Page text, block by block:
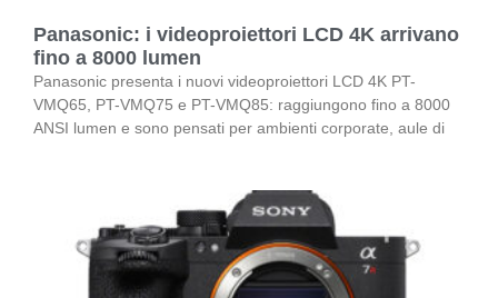
Panasonic: i videoproiettori LCD 4K arrivano
fino a 8000 lumen
Panasonic presenta i nuovi videoproiettori LCD 4K PT-
VMQ65, PT-VMQ75 e PT-VMQ85: raggiungono fino a 8000
ANSI lumen e sono pensati per ambienti corporate, aule di